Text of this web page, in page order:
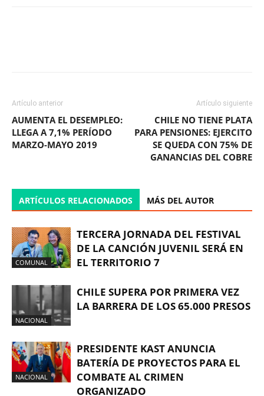
Artículo anterior
AUMENTA EL DESEMPLEO:
LLEGA A 7,1% PERÍODO
MARZO-MAYO 2019
Artículo siguiente
CHILE NO TIENE PLATA
PARA PENSIONES: EJERCITO
SE QUEDA CON 75% DE
GANANCIAS DEL COBRE
ARTÍCULOS RELACIONADOS MÁS DEL AUTOR
COMUNAL
TERCERA JORNADA DEL FESTIVAL
DE LA CANCIÓN JUVENIL SERÁ EN
EL TERRITORIO 7
NACIONAL
CHILE SUPERA POR PRIMERA VEZ
LA BARRERA DE LOS 65.000 PRESOS
NACIONAL
PRESIDENTE KAST ANUNCIA
BATERÍA DE PROYECTOS PARA EL
COMBATE AL CRIMEN
ORGANIZADO